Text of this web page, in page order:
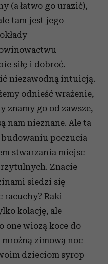
(a łatwo go urazić),
tam jest jego
siłę i dobroć.
niezawodną intuicją.
odnieść wrażenie,
znamy go od zawsze,
nam nieznane. Ale ta
poczucia
stwarzania miejsc
Znacie
siedzi się
racuchy? Raki
kolację, ale
one wiozą koce do
zimową noc
dzieciom syrop